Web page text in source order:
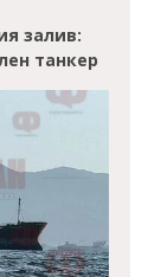
залив:
танкер